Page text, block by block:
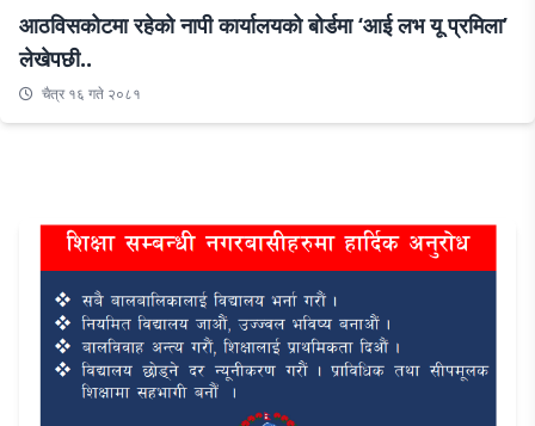
आठविसकोटमा रहेको नापी कार्यालयको बोर्डमा ‘आई लभ यू प्रमिला’
‍‍‍‍‍‍‍‍‍‍‍लेखेपछी..
चैत्र १६ गते २०८१